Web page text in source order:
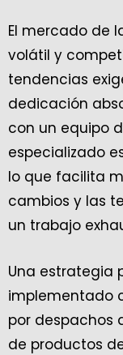
El mercado de
volátil y
tendencias
dedicación
con un equipo
especializado
lo que facilita
cambios y las
un trabajo
Una estrategia
implementado
por despachos
de productos